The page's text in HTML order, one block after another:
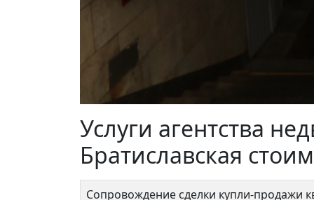
Услуги агентства
Братиславская
Сопровождение сделки купли-продажи
Совхозная 4к4
12 500 000 ₽ 15